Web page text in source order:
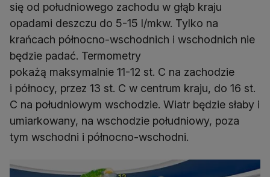
się od południowego zachodu w głąb kraju
opadami deszczu do 5-15 l/mkw. Tylko na
krańcach północno-wschodnich i wschodnich nie
będzie padać. Termometry
pokażą maksymalnie 11-12 st. C na zachodzie
i północy, przez 13 st. C w centrum kraju, do 16 st.
C na południowym wschodzie. Wiatr będzie słaby i
umiarkowany, na wschodzie południowy, poza
tym wschodni i północno-wschodni.